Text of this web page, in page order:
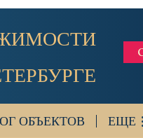
ОБЪЕКТОВ ЕЩЕ